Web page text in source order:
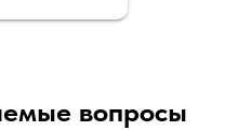
вопросы